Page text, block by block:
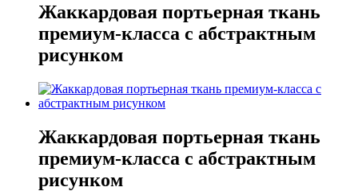
Жаккардовая портьерная ткань
премиум-класса с абстрактным
рисунком
Жаккардовая портьерная ткань
премиум-класса с абстрактным
рисунком